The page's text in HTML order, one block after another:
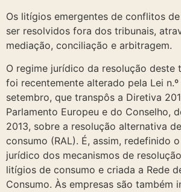
Os litígios emergentes de conflitos
ser resolvidos fora dos tribunais,
mediação, conciliação e arbitragem.
O regime jurídico da resolução
foi recentemente alterado pela Lei
setembro, que transpôs a Diretiva
Parlamento Europeu e do Conselho,
2013, sobre a resolução alternativa
consumo (RAL). É, assim, redefinido
jurídico dos mecanismos de
litígios de consumo e criada a Rede
Consumo. Às empresas são também